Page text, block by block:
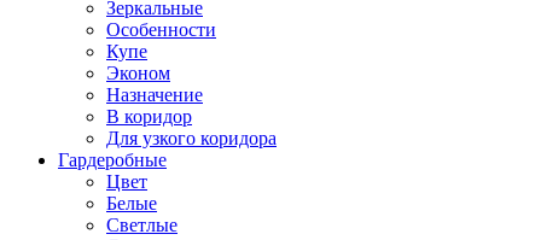
Зеркальные
Особенности
Купе
Эконом
Назначение
В коридор
Для узкого коридора
Гардеробные
Цвет
Белые
Светлые